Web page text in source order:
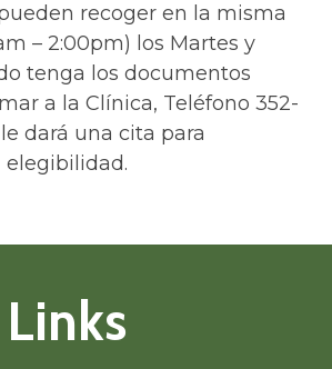
recoger en la misma
– 2:00pm) los Martes y
tenga los documentos
a la Clínica, Teléfono 352-
dará una cita para